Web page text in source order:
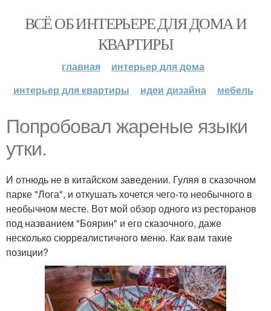
ВСЁ ОБ ИНТЕРЬЕРЕ ДЛЯ ДОМА И
КВАРТИРЫ
главная
интерьер для дома
интерьер для квартиры
идеи дизайна мебель
Попробовал жареные языки
утки.
И отнюдь не в китайском заведении. Гуляя в сказочном
парке "Лога", и откушать хочется чего-то необычного в
необычном месте. Вот мой обзор одного из ресторанов
под названием "Боярин" и его сказочного, даже
несколько сюрреалистичного меню. Как вам такие
позиции?